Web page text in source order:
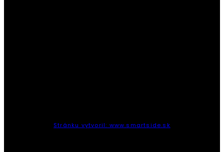
Stránku vytvoril: www.smartside.sk